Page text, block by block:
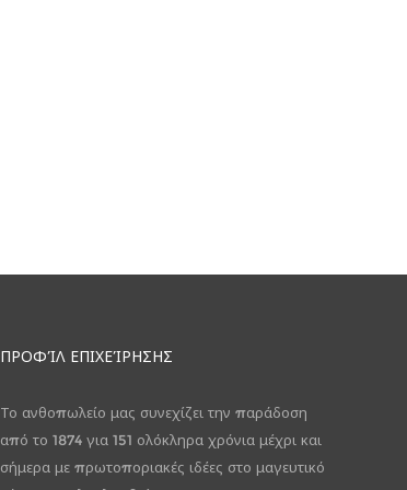
ΠΡΟΦΊΛ ΕΠΙΧΕΊΡΗΣΗΣ
Το ανθοπωλείο μας συνεχίζει την παράδοση
από το 1874 για 151 ολόκληρα χρόνια μέχρι και
σήμερα με πρωτοποριακές ιδέες στο μαγευτικό